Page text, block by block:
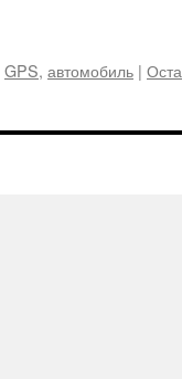
GPS, автомобиль |